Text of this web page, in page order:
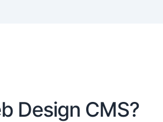
Design CMS?